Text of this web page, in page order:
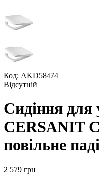
Код: AKD58474
Відсутній
Сидіння для
CERSANIT
повільне
2 579 грн